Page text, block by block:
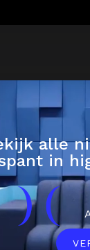
alle
in
)(